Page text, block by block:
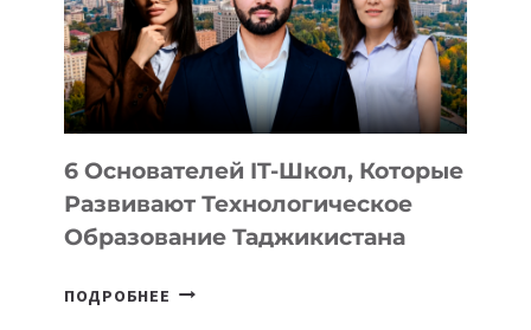
УСТРОЙСТВА
ОТ
OPENAI
6 Основателей IT-Школ, Которые
Развивают Технологическое
Образование Таджикистана
ПОДРОБНЕЕ